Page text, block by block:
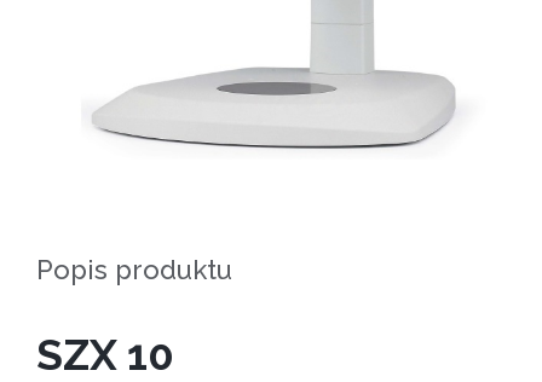
Popis produktu
SZX 10